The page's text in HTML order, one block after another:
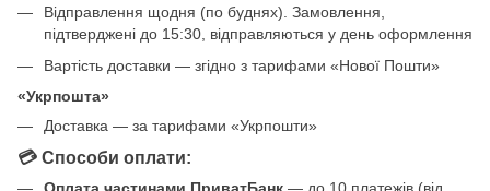
Відправлення щодня (по буднях). Замовлення,
підтверджені до 15:30, відправляються у день оформлення
Вартість доставки — згідно з тарифами «Нової Пошти»
«Укрпошта»
Доставка — за тарифами «Укрпошти»
💳 Способи оплати: